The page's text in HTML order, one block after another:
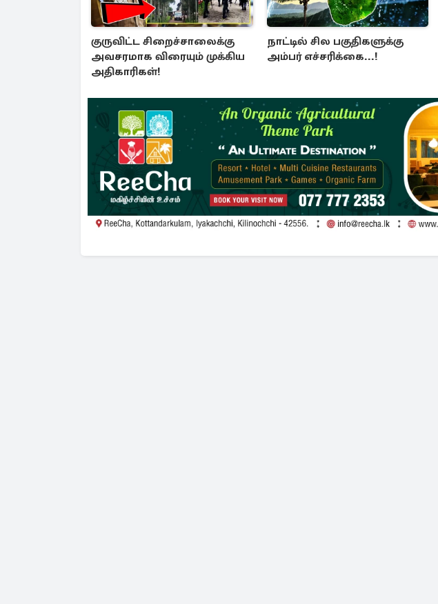
குருவிட்ட சிறைச்சாலைக்கு
அவசரமாக விரையும் முக்கிய
அதிகாரிகள்!
நாட்டில் சில பகுதிகளுக்கு
அம்பர் எச்சரிக்கை...!